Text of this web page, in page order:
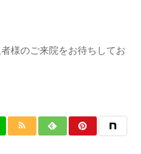
様のご来院をお待ちしてお